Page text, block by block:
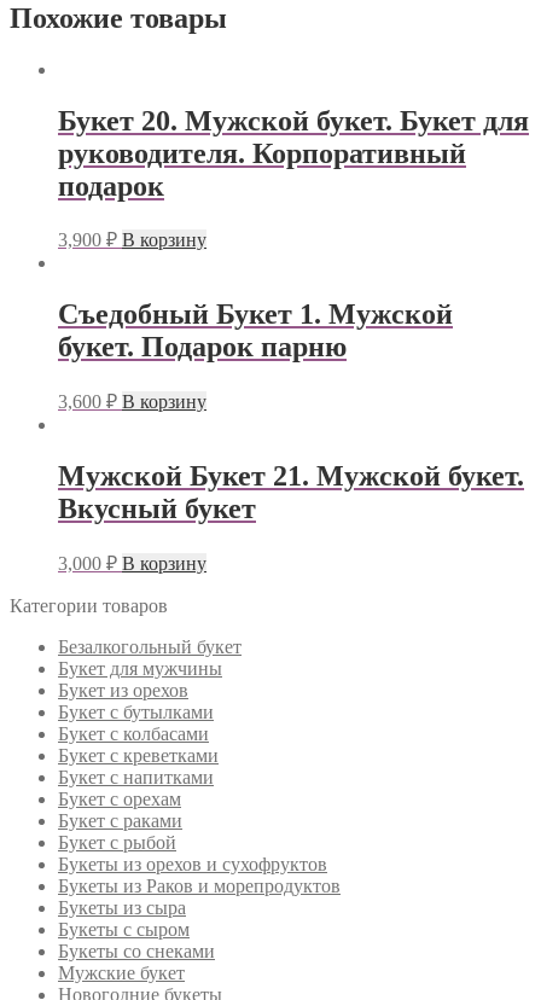
Похожие товары
Букет 20. Мужской букет. Букет для
руководителя. Корпоративный
подарок
3,900 ₽ В корзину
Съедобный Букет 1. Мужской
букет. Подарок парню
3,600 ₽ В корзину
Мужской Букет 21. Мужской букет.
Вкусный букет
3,000 ₽ В корзину
Категории товаров
Безалкогольный букет
Букет для мужчины
Букет из орехов
Букет с бутылками
Букет с колбасами
Букет с креветками
Букет с напитками
Букет с орехам
Букет с раками
Букет с рыбой
Букеты из орехов и сухофруктов
Букеты из Раков и морепродуктов
Букеты из сыра
Букеты с сыром
Букеты со снеками
Мужские букет
Новогодние букеты